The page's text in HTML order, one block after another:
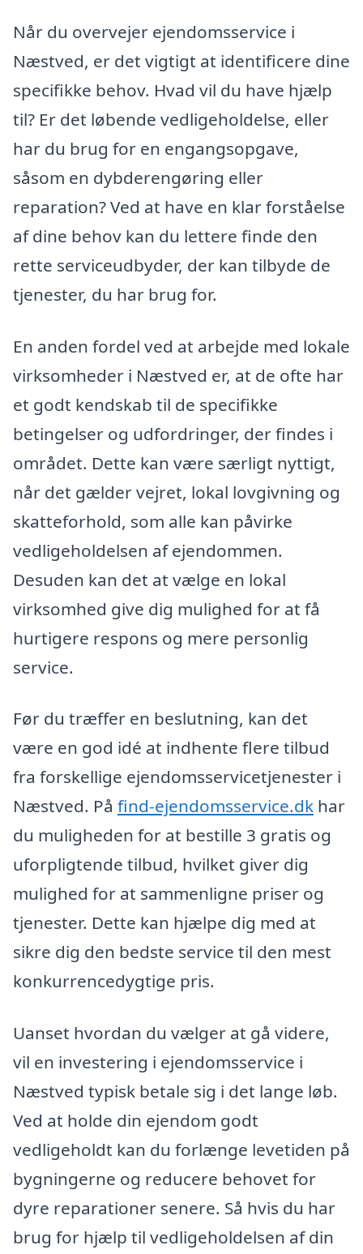
Når du overvejer ejendomsservice i
Næstved, er det vigtigt at identificere dine
specifikke behov. Hvad vil du have hjælp
til? Er det løbende vedligeholdelse, eller
har du brug for en engangsopgave,
såsom en dybderengøring eller
reparation? Ved at have en klar forståelse
af dine behov kan du lettere finde den
rette serviceudbyder, der kan tilbyde de
tjenester, du har brug for.
En anden fordel ved at arbejde med lokale
virksomheder i Næstved er, at de ofte har
et godt kendskab til de specifikke
betingelser og udfordringer, der findes i
området. Dette kan være særligt nyttigt,
når det gælder vejret, lokal lovgivning og
skatteforhold, som alle kan påvirke
vedligeholdelsen af ejendommen.
Desuden kan det at vælge en lokal
virksomhed give dig mulighed for at få
hurtigere respons og mere personlig
service.
Før du træffer en beslutning, kan det
være en god idé at indhente flere tilbud
fra forskellige ejendomsservicetjenester i
Næstved. På find-ejendomsservice.dk har
du muligheden for at bestille 3 gratis og
uforpligtende tilbud, hvilket giver dig
mulighed for at sammenligne priser og
tjenester. Dette kan hjælpe dig med at
sikre dig den bedste service til den mest
konkurrencedygtige pris.
Uanset hvordan du vælger at gå videre,
vil en investering i ejendomsservice i
Næstved typisk betale sig i det lange løb.
Ved at holde din ejendom godt
vedligeholdt kan du forlænge levetiden på
bygningerne og reducere behovet for
dyre reparationer senere. Så hvis du har
brug for hjælp til vedligeholdelsen af din